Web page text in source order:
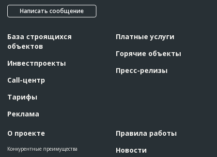
Написать сообщение
База строящихся
объектов
Инвестпроекты
Call-центр
Тарифы
Реклама
О проекте
Конкурентные преимущества
Платные услуги
Горячие объекты
Пресс-релизы
Правила работы
Новости